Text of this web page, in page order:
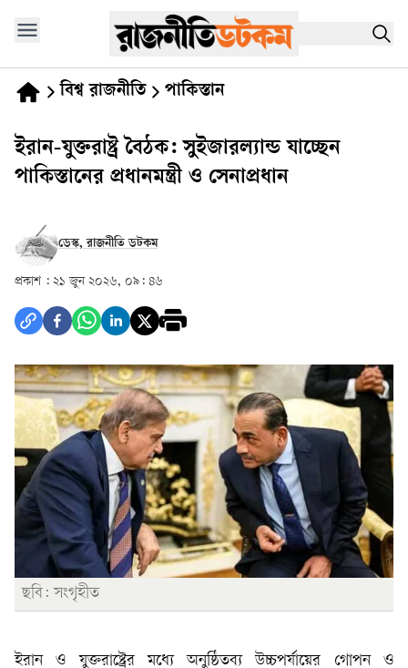
বিশ্ব রাজনীতি পাকিস্তান
ইরান-যুক্তরাষ্ট্র বৈঠক: সুইজারল্যান্ড যাচ্ছেন
পাকিস্তানের প্রধানমন্ত্রী ও সেনাপ্রধান
ডেস্ক, রাজনীতি ডটকম
প্রকাশ : ২১ জুন ২০২৬, ০৯: ৪৬
ছবি: সংগৃহীত
ইরান ও যুক্তরাষ্ট্রের মধ্যে অনুষ্ঠিতব্য উচ্চপর্যায়ের গোপন ও